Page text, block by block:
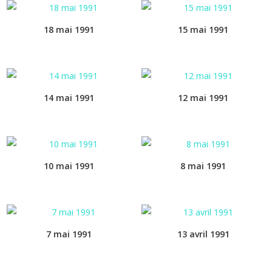
18 mai 1991 15 mai 1991
14 mai 1991 12 mai 1991
10 mai 1991 8 mai 1991
7 mai 1991 13 avril 1991